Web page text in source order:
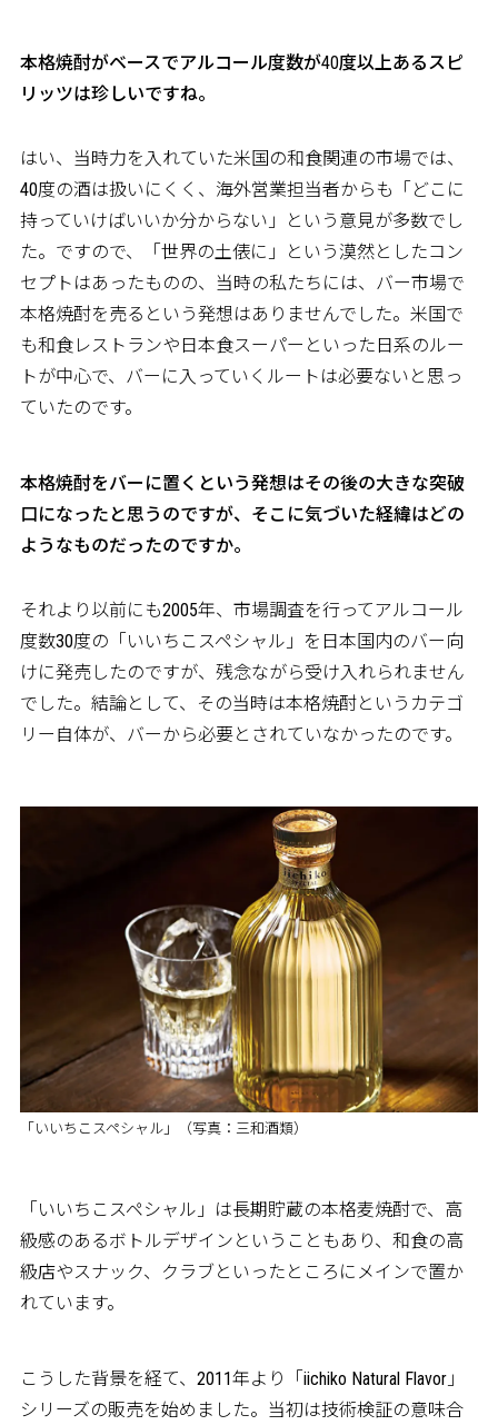
――本格焼酎がベースでアルコール度数が40度以上あるスピ
リッツは珍しいですね。
はい、当時力を入れていた米国の和食関連の市場では、
40度の酒は扱いにくく、海外営業担当者からも「どこに
持っていけばいいか分からない」という意見が多数でし
た。ですので、「世界の土俵に」という漠然としたコン
セプトはあったものの、当時の私たちには、バー市場で
本格焼酎を売るという発想はありませんでした。米国で
も和食レストランや日本食スーパーといった日系のルー
トが中心で、バーに入っていくルートは必要ないと思っ
ていたのです。
――本格焼酎をバーに置くという発想はその後の大きな突破
口になったと思うのですが、そこに気づいた経緯はどの
ようなものだったのですか。
それより以前にも2005年、市場調査を行ってアルコール
度数30度の「いいちこスペシャル」を日本国内のバー向
けに発売したのですが、残念ながら受け入れられません
でした。結論として、その当時は本格焼酎というカテゴ
リー自体が、バーから必要とされていなかったのです。
「いいちこスペシャル」（写真：三和酒類）
「いいちこスペシャル」は長期貯蔵の本格麦焼酎で、高
級感のあるボトルデザインということもあり、和食の高
級店やスナック、クラブといったところにメインで置か
れています。
こうした背景を経て、2011年より「iichiko Natural Flavor」
シリーズの販売を始めました。当初は技術検証の意味合